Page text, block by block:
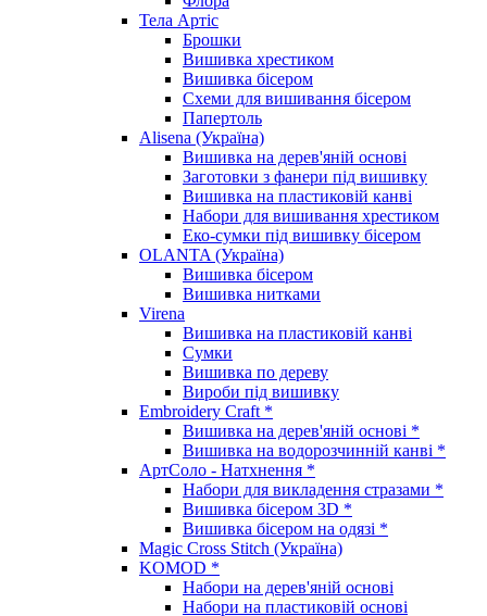
Тела Артіс
Брошки
Вишивка хрестиком
Вишивка бісером
Схеми для вишивання бісером
Папертоль
Alisena (Україна)
Вишивка на дерев'яній основі
Заготовки з фанери під вишивку
Вишивка на пластиковій канві
Набори для вишивання хрестиком
Еко-сумки під вишивку бісером
OLANTA (Україна)
Вишивка бісером
Вишивка нитками
Virena
Вишивка на пластиковій канві
Сумки
Вишивка по дереву
Вироби під вишивку
Embroidery Craft *
Вишивка на дерев'яній основі *
Вишивка на водорозчинній канві *
АртСоло - Натхнення *
Набори для викладення стразами *
Вишивка бісером 3D *
Вишивка бісером на одязі *
Magic Cross Stitch (Україна)
KOMOD *
Набори на дерев'яній основі
Набори на пластиковій основі